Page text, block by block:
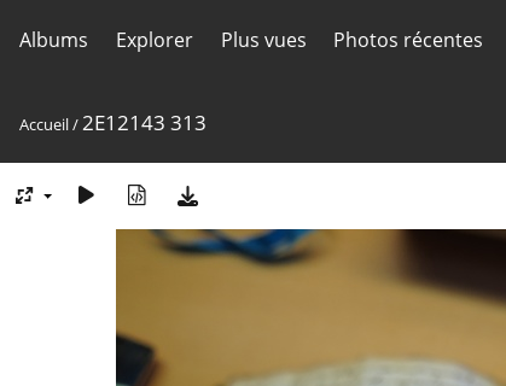
Albums Explorer Plus vues Photos récentes
Accueil/2E12143 313